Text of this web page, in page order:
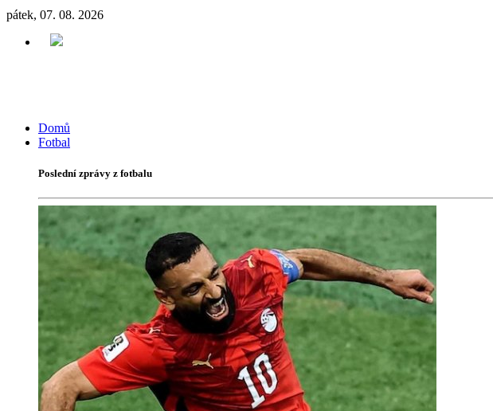
pátek, 07. 08. 2026
Domů
Fotbal
Poslední zprávy z fotbalu